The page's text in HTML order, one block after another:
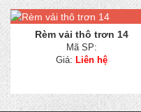
Rèm vải thô trơn 14
Mã SP:
Giá: Liên hệ